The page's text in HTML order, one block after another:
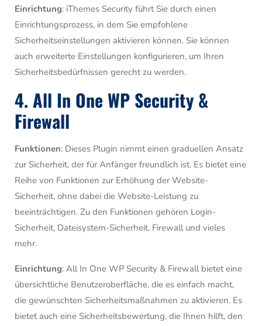
Einrichtung: iThemes Security führt Sie durch einen
Einrichtungsprozess, in dem Sie empfohlene
Sicherheitseinstellungen aktivieren können. Sie können
auch erweiterte Einstellungen konfigurieren, um Ihren
Sicherheitsbedürfnissen gerecht zu werden.
4. All In One WP Security &
Firewall
Funktionen: Dieses Plugin nimmt einen graduellen Ansatz
zur Sicherheit, der für Anfänger freundlich ist. Es bietet eine
Reihe von Funktionen zur Erhöhung der Website-
Sicherheit, ohne dabei die Website-Leistung zu
beeinträchtigen. Zu den Funktionen gehören Login-
Sicherheit, Dateisystem-Sicherheit, Firewall und vieles
mehr.
Einrichtung: All In One WP Security & Firewall bietet eine
übersichtliche Benutzeroberfläche, die es einfach macht,
die gewünschten Sicherheitsmaßnahmen zu aktivieren. Es
bietet auch eine Sicherheitsbewertung, die Ihnen hilft, den